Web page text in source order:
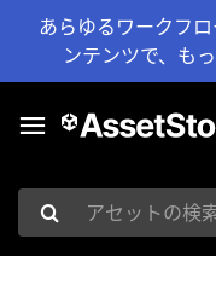
あらゆるワークフ
ンテンツで、も
アセットの検索